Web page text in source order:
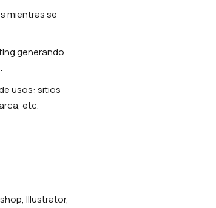
mientras se
generando
usos: sitios
etc.
Illustrator,